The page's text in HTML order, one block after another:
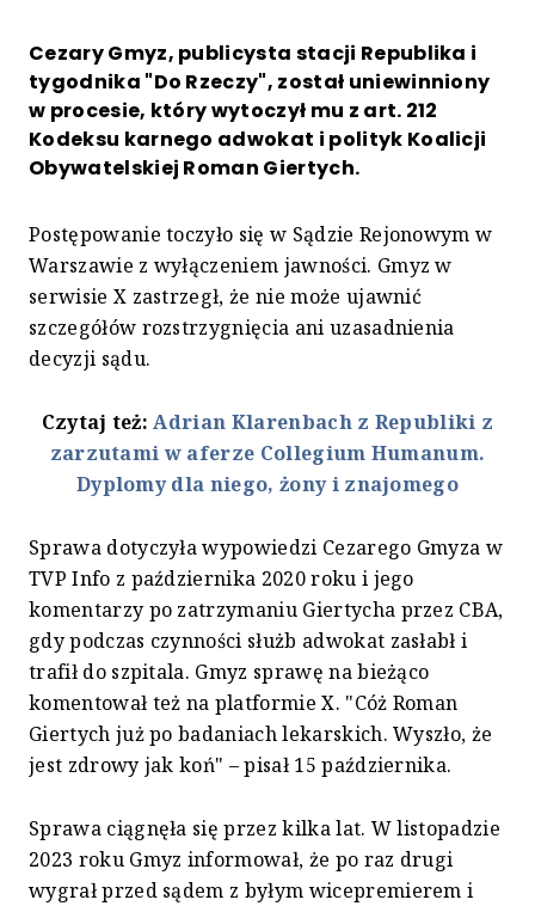
Cezary Gmyz, publicysta stacji Republika i
tygodnika "Do Rzeczy", został uniewinniony
w procesie, który wytoczył mu z art. 212
Kodeksu karnego adwokat i polityk Koalicji
Obywatelskiej Roman Giertych.
Postępowanie toczyło się w Sądzie Rejonowym w
Warszawie z wyłączeniem jawności. Gmyz w
serwisie X zastrzegł, że nie może ujawnić
szczegółów rozstrzygnięcia ani uzasadnienia
decyzji sądu.
Czytaj też:Adrian Klarenbach z Republiki z
zarzutami w aferze Collegium Humanum.
Dyplomy dla niego, żony i znajomego
Sprawa dotyczyła wypowiedzi Cezarego Gmyza w
TVP Info z października 2020 roku i jego
komentarzy po zatrzymaniu Giertycha przez CBA,
gdy podczas czynności służb adwokat zasłabł i
trafił do szpitala. Gmyz sprawę na bieżąco
komentował też na platformie X. "Cóż Roman
Giertych już po badaniach lekarskich. Wyszło, że
jest zdrowy jak koń" – pisał 15 października.
Sprawa ciągnęła się przez kilka lat. W listopadzie
2023 roku Gmyz informował, że po raz drugi
wygrał przed sądem z byłym wicepremierem i